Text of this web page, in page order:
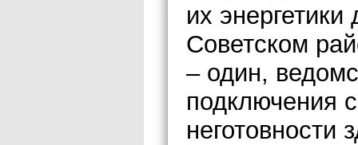
их
Советском
– один,
подключения
неготовности